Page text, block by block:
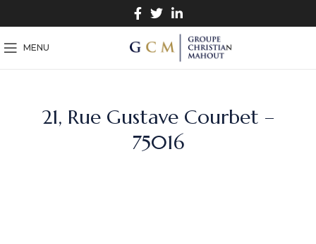
MENU
21, Rue Gustave Courbet –
75016